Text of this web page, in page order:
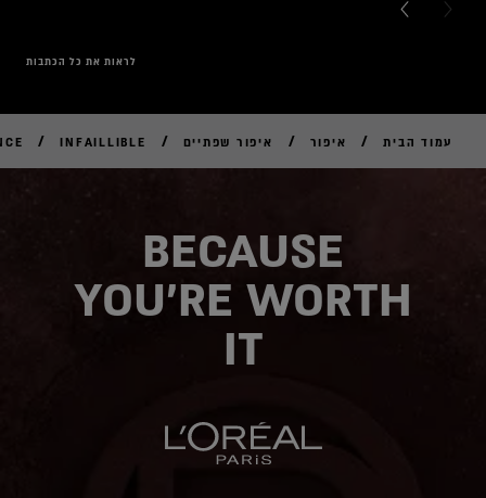
NEXT CARD
לראות את כל הכתבות
עמוד הבית / איפור / איפור שפתיים /
INFAILLIBLE
/
BECAUSE
YOU'RE WORTH
IT